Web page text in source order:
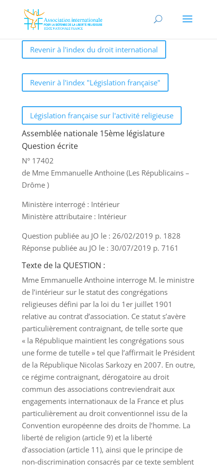
Revenir à l'index du droit international
Revenir à l'index "Législation française"
Législation française sur l'activité religieuse
Assemblée nationale 15ème législature
Question écrite
N° 17402
de Mme Emmanuelle Anthoine (Les Républicains –
Drôme )
Ministère interrogé : Intérieur
Ministère attributaire : Intérieur
Question publiée au JO le : 26/02/2019 p. 1828
Réponse publiée au JO le : 30/07/2019 p. 7161
Texte de la QUESTION :
Mme Emmanuelle Anthoine interroge M. le ministre
de l’intérieur sur le statut des congrégations
religieuses défini par la loi du 1er juillet 1901
relative au contrat d’association. Ce statut s’avère
particulièrement contraignant, de telle sorte que
« la République maintient les congrégations sous
une forme de tutelle » tel que l’affirmait le Président
de la République Nicolas Sarkozy en 2007. En outre,
ce régime contraignant, dérogatoire au droit
commun des associations contreviendrait aux
engagements internationaux de la France et plus
particulièrement au droit conventionnel issu de la
Convention européenne des droits de l’homme. La
liberté de religion (article 9) et la liberté
d’association (article 11), ainsi que le principe de
non-discrimination consacrés par ce texte semblent